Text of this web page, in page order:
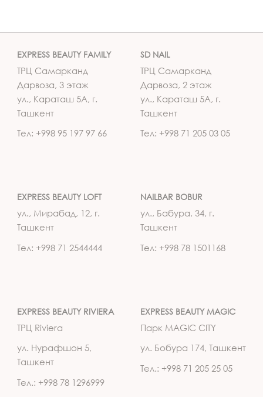
EXPRESS BEAUTY FAMILY
ТРЦ Самарканд
Дарвоза, 3 этаж
ул., Караташ 5А, г.
Ташкент
Тел: +998 95 197 97 66
SD NAIL
ТРЦ Самарканд
Дарвоза, 2 этаж
ул., Караташ 5А, г.
Ташкент
Тел: +998 71 205 03 05
EXPRESS BEAUTY LOFT
ул., Мирабад, 12, г.
Ташкент
Тел: +998 71 2544444
NAILBAR BOBUR
ул., Бабура, 34, г.
Ташкент
Тел: +998 78 1501168
EXPRESS BEAUTY RIVIERA
ТРЦ Riviera
ул. Нурафшон 5,
Ташкент
Тел.: +998 78 1296999
EXPRESS BEAUTY MAGIC
Парк MAGIC CITY
ул. Бобура 174, Ташкент
Тел.: +998 71 205 25 05